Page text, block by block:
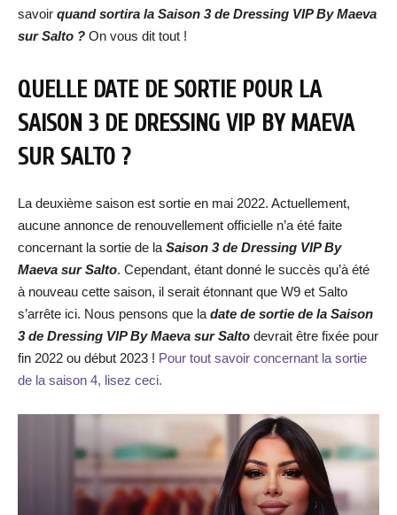
savoir quand sortira la Saison 3 de Dressing VIP By Maeva
sur Salto ? On vous dit tout !
QUELLE DATE DE SORTIE POUR LA
SAISON 3 DE DRESSING VIP BY MAEVA
SUR SALTO ?
La deuxième saison est sortie en mai 2022. Actuellement,
aucune annonce de renouvellement officielle n’a été faite
concernant la sortie de la Saison 3 de Dressing VIP By
Maeva sur Salto. Cependant, étant donné le succès qu’à été
à nouveau cette saison, il serait étonnant que W9 et Salto
s’arrête ici. Nous pensons que la date de sortie de la Saison
3 de Dressing VIP By Maeva sur Salto devrait être fixée pour
fin 2022 ou début 2023 ! Pour tout savoir concernant la sortie
de la saison 4, lisez ceci.